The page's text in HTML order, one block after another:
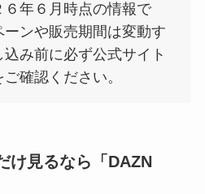
６年６月時点の情報で
ンや販売期間は変動す
込み前に必ず公式サイト
確認ください。
け見るなら「DAZN